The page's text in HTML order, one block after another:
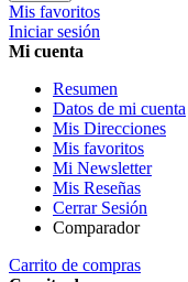
Mis favoritos
Iniciar sesión
Mi cuenta
Resumen
Datos de mi cuenta
Mis Direcciones
Mis favoritos
Mi Newsletter
Mis Reseñas
Cerrar Sesión
Comparador
Carrito de compras